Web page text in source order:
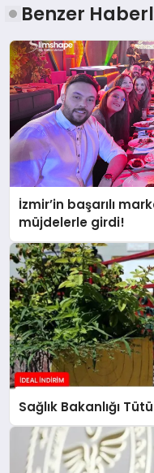
Benzer
İzmir’in başarılı
müjdelerle girdi!
Sağlık Bakanlığı